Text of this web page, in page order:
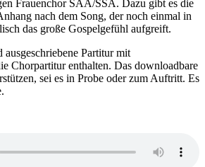
Frauenchor SAA/SSA. Dazu gibt es die
nach dem Song, der noch einmal in
das große Gospelgefühl aufgreift.
Partitur mit
Chorpartitur enthalten. Das downloadbare
sei es in Probe oder zum Auftritt. Es